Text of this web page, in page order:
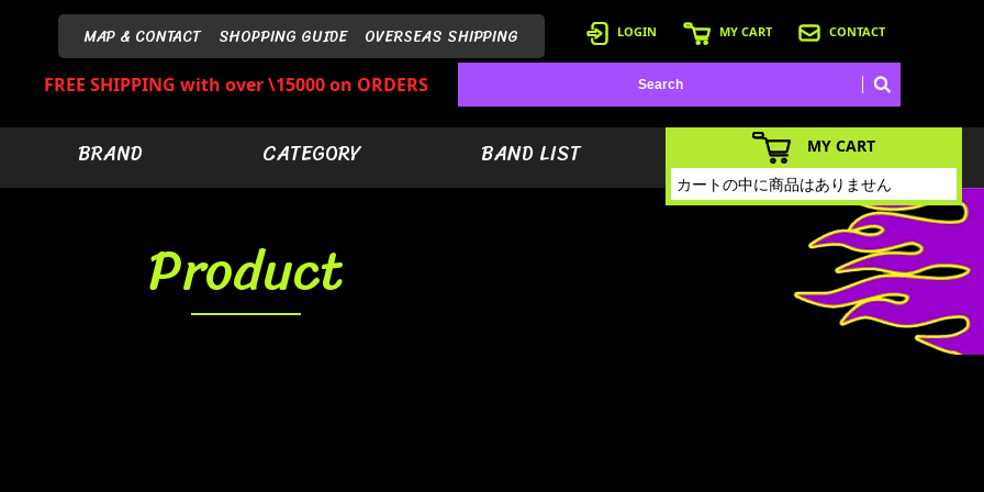
MAP & CONTACT SHOPPING GUIDE OVERSEAS SHIPPING LOGIN MY CART CONTACT
FREE SHIPPING with over \15000 on ORDERS
BRAND CATEGORY BAND LIST
Product
MY CART
カートの中に商品はありません